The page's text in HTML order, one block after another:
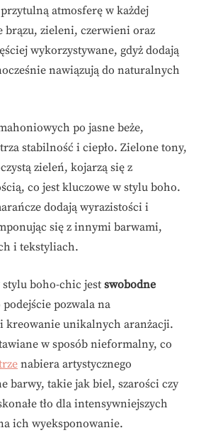
atmosferę w każdej
brązu, zieleni, czerwieni oraz
wykorzystywane, gdyż dodają
nawiązują do naturalnych
po jasne beże,
stabilność i ciepło. Zielone tony,
zieleń, kojarzą się z
co jest kluczowe w stylu boho.
dodają wyrazistości i
się z innymi barwami,
i tekstyliach.
stylu boho-chic jest swobodne
podejście pozwala na
kreowanie unikalnych aranżacji.
w sposób nieformalny, co
nabiera artystycznego
barwy, takie jak biel, szarości czy
tło dla intensywniejszych
ich wyeksponowanie.